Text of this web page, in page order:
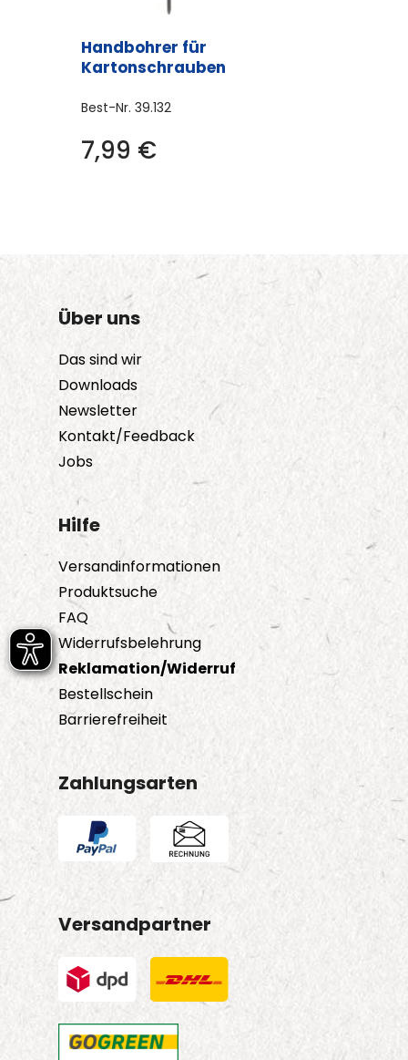
Handbohrer für
Kartonschrauben
Best-Nr. 39.132
7,99 €
Über uns
Das sind wir
Downloads
Newsletter
Kontakt/Feedback
Jobs
Hilfe
Versandinformationen
Produktsuche
FAQ
Widerrufsbelehrung
Reklamation/Widerruf
Bestellschein
Barrierefreiheit
Zahlungsarten
Versandpartner